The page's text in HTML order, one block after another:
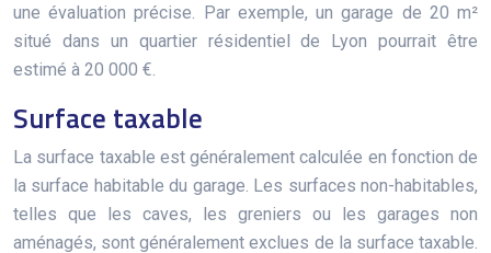
une évaluation précise. Par exemple, un garage de 20 m²
situé dans un quartier résidentiel de Lyon pourrait être
estimé à 20 000 €.
Surface taxable
La surface taxable est généralement calculée en fonction de
la surface habitable du garage. Les surfaces non-habitables,
telles que les caves, les greniers ou les garages non
aménagés, sont généralement exclues de la surface taxable.